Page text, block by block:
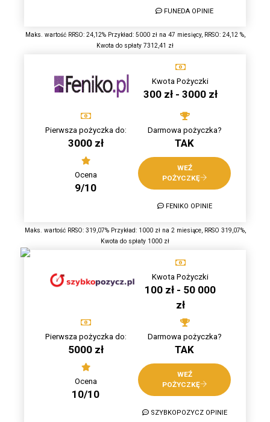
FUNEDA OPINIE
Maks. wartość RRSO: 24,12% Przykład: 5000 zł na 47 miesięcy, RRSO: 24,12 %,
Kwota do spłaty 7312,41 zł
Kwota Pożyczki
300 zł - 3000 zł
Pierwsza pożyczka do:
3000 zł
Darmowa pożyczka?
TAK
Ocena
9/10
WEŹ
POŻYCZKĘ
FENIKO OPINIE
Maks. wartość RRSO: 319,07% Przykład: 1000 zł na 2 miesiące, RRSO 319,07%,
Kwota do spłaty 1000 zł
Kwota Pożyczki
100 zł - 50 000
zł
Pierwsza pożyczka do:
5000 zł
Darmowa pożyczka?
TAK
Ocena
10/10
WEŹ
POŻYCZKĘ
SZYBKOPOZYCZ OPINIE